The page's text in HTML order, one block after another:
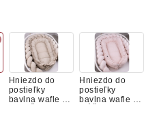
Hniezdo do
postieľky
bavlna wafle -
Hniezdo do
postieľky
bavlna wafle -